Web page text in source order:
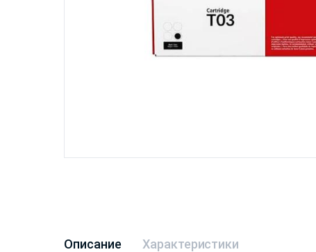
Описание Характеристики